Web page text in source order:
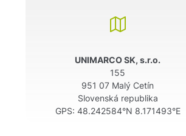
UNIMARCO SK, s.r.o.
155
951 07 Malý Cetín
Slovenská republika
GPS: 48.242584°N 8.171493°E